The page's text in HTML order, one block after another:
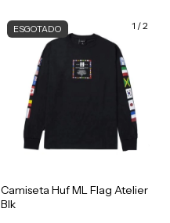
1 /2
ESGOTADO
Camiseta Huf ML Flag Atelier
Blk